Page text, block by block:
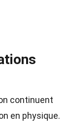
continuent
en physique.